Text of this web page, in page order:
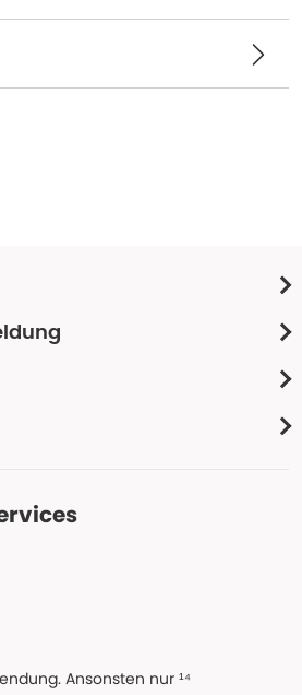
Ansonsten nur ¹⁴